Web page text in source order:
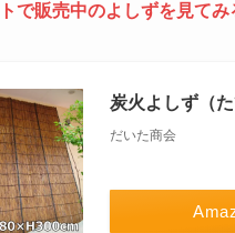
で販売中のよしずを見てみ
炭火よしず（
だいた商会